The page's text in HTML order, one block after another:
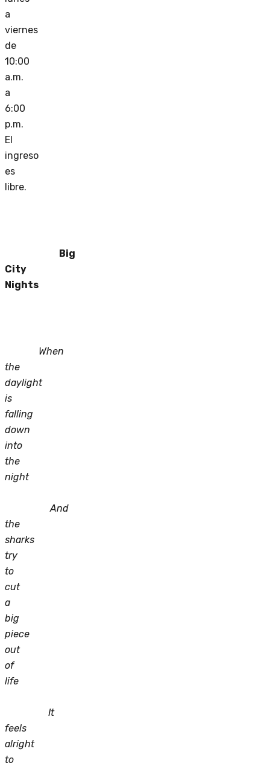
a
viernes
de
10:00
a.m.
a
6:00
p.m.
El
ingreso
es
libre.
Big
City
Nights
When
the
daylight
is
falling
down
into
the
night
And
the
sharks
try
to
cut
a
big
piece
out
of
life
It
feels
alright
to